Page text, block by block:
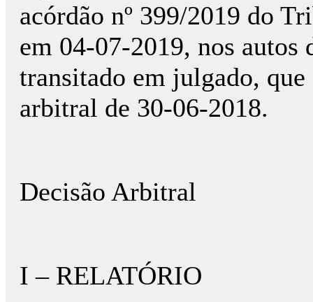
acórdão nº 399/2019 do
em 04-07-2019, nos autos
transitado em julgado,
arbitral de 30-06-2018.
Decisão Arbitral
I – RELATÓRIO